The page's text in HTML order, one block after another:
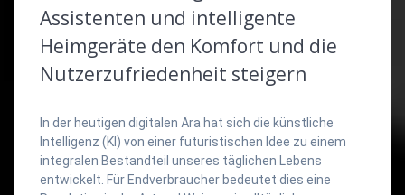
Assistenten und intelligente
Heimgeräte den Komfort und die
Nutzerzufriedenheit steigern
In der heutigen digitalen Ära hat sich die künstliche
Intelligenz (KI) von einer futuristischen Idee zu einem
integralen Bestandteil unseres täglichen Lebens
entwickelt. Für Endverbraucher bedeutet dies eine